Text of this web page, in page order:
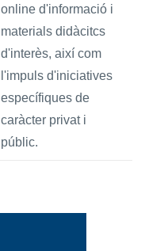
online d'informació i
materials didàcitcs
d'interès, així com
l'impuls d'iniciatives
específiques de
caràcter privat i
públic.